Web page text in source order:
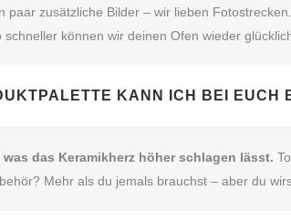
paar zusätzliche Bilder – wir lieben Fotostrecken.
können wir deinen Ofen wieder
KANN ICH BEI EUCH
das Keramikherz höher schlagen lässt.
Mehr als du jemals brauchst – aber du